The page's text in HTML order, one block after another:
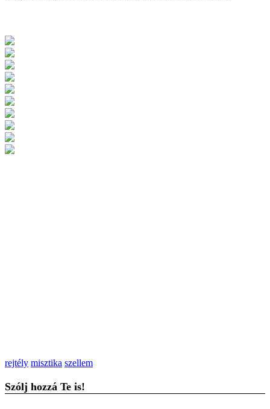
rejtély misztika szellem
Szólj hozzá Te is!